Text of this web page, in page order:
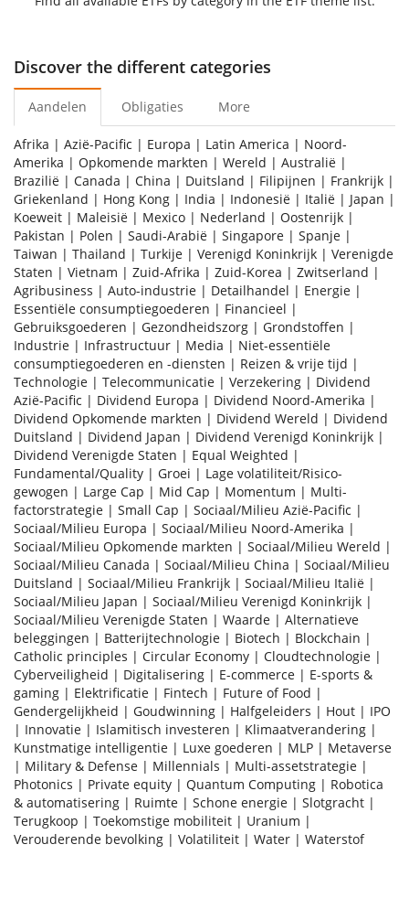
Discover the different categories
Aandelen Obligaties More
Afrika | Azië-Pacific | Europa | Latin America | Noord-
Amerika | Opkomende markten | Wereld | Australië |
Brazilië | Canada | China | Duitsland | Filipijnen | Frankrijk |
Griekenland | Hong Kong | India | Indonesië | Italië | Japan |
Koeweit | Maleisië | Mexico | Nederland | Oostenrijk |
Pakistan | Polen | Saudi-Arabië | Singapore | Spanje |
Taiwan | Thailand | Turkije | Verenigd Koninkrijk | Verenigde
Staten | Vietnam | Zuid-Afrika | Zuid-Korea | Zwitserland |
Agribusiness | Auto-industrie | Detailhandel | Energie |
Essentiële consumptiegoederen | Financieel |
Gebruiksgoederen | Gezondheidszorg | Grondstoffen |
Industrie | Infrastructuur | Media | Niet-essentiële
consumptiegoederen en -diensten | Reizen & vrije tijd |
Technologie | Telecommunicatie | Verzekering | Dividend
Azië-Pacific | Dividend Europa | Dividend Noord-Amerika |
Dividend Opkomende markten | Dividend Wereld | Dividend
Duitsland | Dividend Japan | Dividend Verenigd Koninkrijk |
Dividend Verenigde Staten | Equal Weighted |
Fundamental/Quality | Groei | Lage volatiliteit/Risico-
gewogen | Large Cap | Mid Cap | Momentum | Multi-
factorstrategie | Small Cap | Sociaal/Milieu Azië-Pacific |
Sociaal/Milieu Europa | Sociaal/Milieu Noord-Amerika |
Sociaal/Milieu Opkomende markten | Sociaal/Milieu Wereld |
Sociaal/Milieu Canada | Sociaal/Milieu China | Sociaal/Milieu
Duitsland | Sociaal/Milieu Frankrijk | Sociaal/Milieu Italië |
Sociaal/Milieu Japan | Sociaal/Milieu Verenigd Koninkrijk |
Sociaal/Milieu Verenigde Staten | Waarde | Alternatieve
beleggingen | Batterijtechnologie | Biotech | Blockchain |
Catholic principles | Circular Economy | Cloudtechnologie |
Cyberveiligheid | Digitalisering | E-commerce | E-sports &
gaming | Elektrificatie | Fintech | Future of Food |
Gendergelijkheid | Goudwinning | Halfgeleiders | Hout | IPO
| Innovatie | Islamitisch investeren | Klimaatverandering |
Kunstmatige intelligentie | Luxe goederen | MLP | Metaverse
| Military & Defense | Millennials | Multi-assetstrategie |
Photonics | Private equity | Quantum Computing | Robotica
& automatisering | Ruimte | Schone energie | Slotgracht |
Terugkoop | Toekomstige mobiliteit | Uranium |
Verouderende bevolking | Volatiliteit | Water | Waterstof